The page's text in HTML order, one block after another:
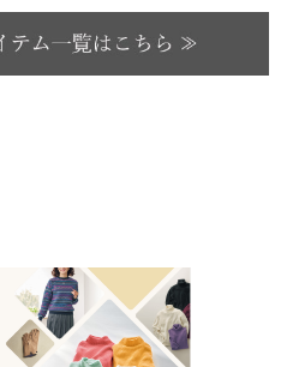
ショルダーバ
ボストンバッグ